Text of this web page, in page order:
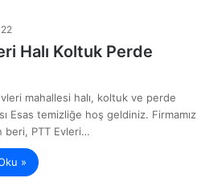
Halı Koltuk Perde
mahallesi halı, koltuk ve perde
Esas temizliğe hoş geldiniz. Firmamız
beri, PTT Evleri…
»